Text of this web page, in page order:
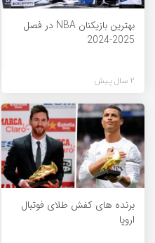
بهترین بازیکنان NBA در فصل
2025-2024
2 سال پیش
برنده های کفش طلای فوتبال
اروپا